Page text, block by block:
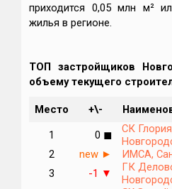
приходится 0,05 млн м²
жилья в регионе.
ТОП застройщиков
объему текущего
Место +\-
1
0 ◼
СК
2
new ► ИМСА,
3
-1 ▼
ГК